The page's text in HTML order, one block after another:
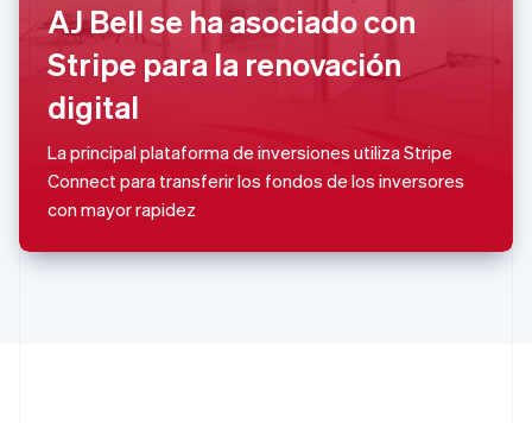
AJ Bell se ha asociado con
Stripe para la renovación
digital
La principal plataforma de inversiones utiliza Stripe
Connect para transferir los fondos de los inversores
con mayor rapidez
Portugal
Português
RAE de Hong Kong, China
English简体中文
Reino Unido
English
República Checa
English
Rumania
Singapur